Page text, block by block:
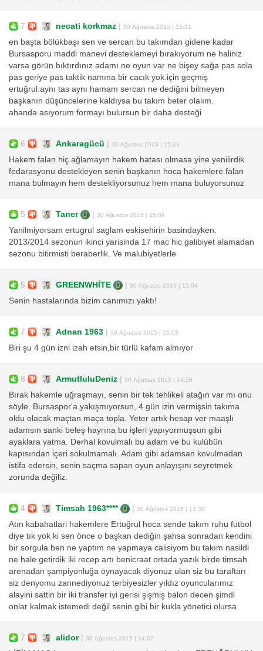
7 necati korkmaz | 30 Ağustos 2015 | 15:31
en başta bölükbaşı sen ve sercan bu takımdan gidene kadar
Bursasporu maddi manevi desteklemeyi bırakıyorum ne haliniz
varsa görün bıktırdınız adamı ne oyun var ne bişey sağa pas sola
pas geriye pas taktik namına bir cacık yok.için geçmiş
ertuğrul.aynı tas aynı hamam sercan ne dediğini bilmeyen
başkanın düşüncelerine kaldıysa bu takım beter olalım.
ahanda asıyorum formayı bulursun bir daha desteği
6 Ankaragücü | 30 Ağustos 2015 | 15:23
Hakem falan hiç ağlamayın hakem hatası olmasa yine yenilirdik
fedarasyonu destekleyen senin başkanın hoca hakemlere falan
mana bulmayın hem destekliyorsunuz hem mana buluyorsunuz
5 Taner | 30 Ağustos 2015 | 15:09
Yanilmiyorsam ertugrul saglam eskisehirin basindayken.
2013/2014 sezonun ikinci yarisinda 17 mac hic galibiyet alamadan
sezonu bitirmisti beraberlik. Ve malubiyetlerle
5 GREENWHİTE | 30 Ağustos 2015 | 15:04
Senin hastalarında bizim canımızı yaktı!
7 Adnan 1963 | 30 Ağustos 2015 | 15:03
Biri şu 4 gün izni izah etsin,bir türlü kafam almıyor
8 ArmutluluDeniz | 30 Ağustos 2015 | 14:58
Bırak hakemle uğraşmayı, senin bir tek tehlikeli atağın var mı onu
söyle. Bursaspor'a yakışmıyorsun, 4 gün izin vermişsin takıma
oldu olacak maçtan maça topla. Yeter artık hesap ver maaşlı
adamsın sanki beleş hayrına bu işleri yapıyormuşsun gibi
ayaklara yatma. Derhal kovulmalı bu adam ve bu kulübün
kapısından içeri sokulmamalı. Adam gibi adamsan kovulmadan
istifa edersin, senin saçma sapan oyun anlayışını seyretmek
zorunda değiliz.
4 Timsah 1963**** | 30 Ağustos 2015 | 14:38
Atın kabahatlari hakemlere Ertuğrul hoca sende takım ruhu futbol
diye tık yok ki sen önce o başkan dediğin şahsa sonradan kendini
bir sorgula ben ne yaptım ne yapmaya calisiyom bu takım nasildi
ne hale getirdik iki recep artı benicraat ortada yazık birde timsah
arenadan şampiyonluğa oynayacak diyonuz ulan siz bu taraftarı
siz denyomu zannediyonuz terbiyesizler yıldız oyuncularımız
alayini sattin bir iki transfer iyi gerisi şişmiş balon decen şimdi
onlar kalmak istemedi değil senin gibi bir kukla yönetici olursa
7 alidor| 30 Ağustos 2015 | 14:07